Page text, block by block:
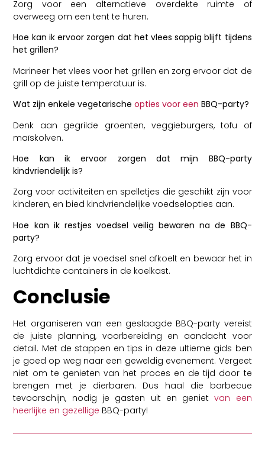
Zorg voor een alternatieve overdekte ruimte of
overweeg om een tent te huren.
Hoe kan ik ervoor zorgen dat het vlees sappig blijft tijdens
het grillen?
Marineer het vlees voor het grillen en zorg ervoor dat de
grill op de juiste temperatuur is.
Wat zijn enkele vegetarischeopties voor een BBQ-party?
Denk aan gegrilde groenten, veggieburgers, tofu of
maïskolven.
Hoe kan ik ervoor zorgen dat mijn BBQ-party
kindvriendelijk is?
Zorg voor activiteiten en spelletjes die geschikt zijn voor
kinderen, en bied kindvriendelijke voedselopties aan.
Hoe kan ik restjes voedsel veilig bewaren na de BBQ-
party?
Zorg ervoor dat je voedsel snel afkoelt en bewaar het in
luchtdichte containers in de koelkast.
Conclusie
Het organiseren van een geslaagde BBQ-party vereist
de juiste planning, voorbereiding en aandacht voor
detail. Met de stappen en tips in deze ultieme gids ben
je goed op weg naar een geweldig evenement. Vergeet
niet om te genieten van het proces en de tijd door te
brengen met je dierbaren. Dus haal die barbecue
tevoorschijn, nodig je gasten uit en genietvan een
heerlijke en gezellige BBQ-party!